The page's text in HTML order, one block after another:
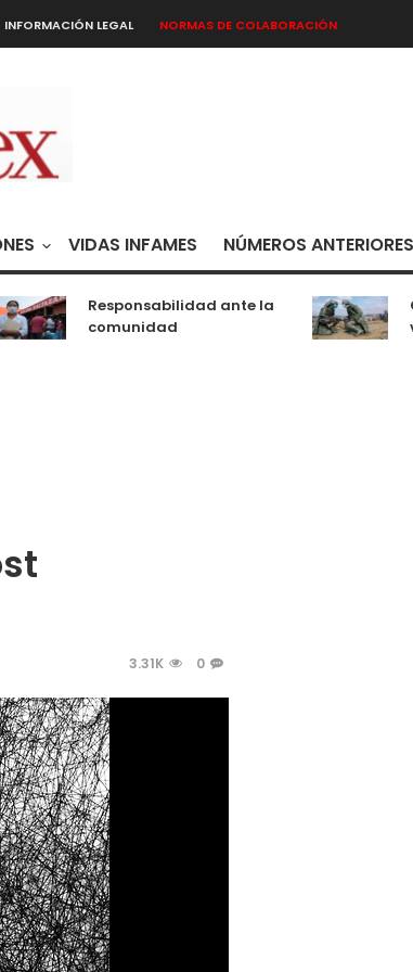
INFORMACIÓN LEGAL NORMAS DE COLABORACIÓN
VIDAS INFAMES NÚMEROS ANTERIORES
Responsabilidad ante la
comunidad
3.31K 0